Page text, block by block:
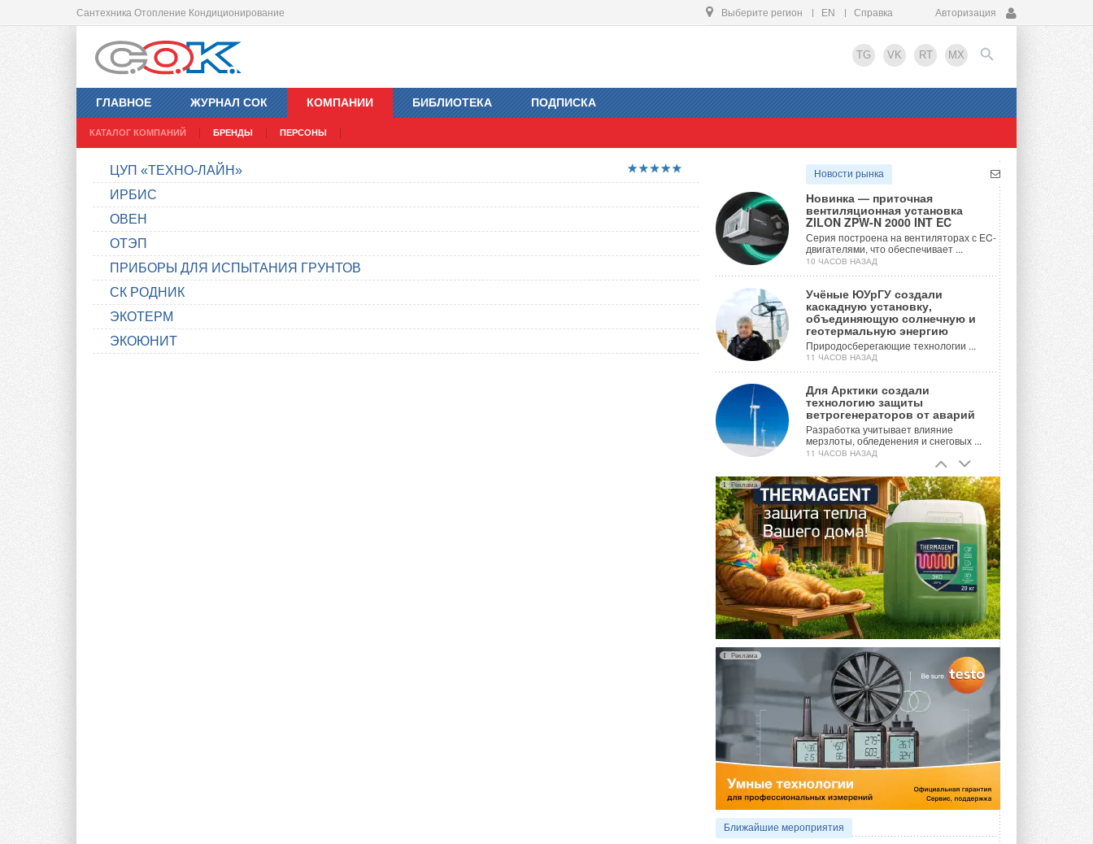
Сантехника Отопление Кондиционирование Выберите регион EN Справка Авторизация
TG VK RT MX
ГЛАВНОЕ ЖУРНАЛ СОК КОМПАНИИ
КАТАЛОГ КОМПАНИЙ БРЕНДЫ ПЕРСОНЫ
БИБЛИОТЕКА ПОДПИСКА
EN
ЦУП «ТЕХНО-ЛАЙН»
ИРБИС
ОВЕН
ОТЭП
ПРИБОРЫ ДЛЯ ИСПЫТАНИЯ ГРУНТОВ
СК РОДНИК
ЭКОТЕРМ
ЭКОЮНИТ
Новости рынка
Новинка — приточная
вентиляционная установка
ZILON ZPW-N 2000 INT EC
Серия построена на вентиляторах с EC-
двигателями, что обеспечивает ...
10 ЧАСОВ НАЗАД
Учёные ЮУрГУ создали
каскадную установку,
объединяющую солнечную и
геотермальную энергию
Природосберегающие технологии ...
11 ЧАСОВ НАЗАД
Для Арктики создали
технологию защиты
ветрогенераторов от аварий
Разработка учитывает влияние
мерзлоты, обледенения и снеговых ...
11 ЧАСОВ НАЗАД
Гибридный тепловой насос PV/T
с одним общим испарителем
Исследователи предложили
конструкцию двухисточникового ...
ВЧЕРА
21-й ежегодный форум
«ЦОД-2026»
Мероприятие пройдет 2-3 сентября в
отеле Radisson Slavyanskaya. Форум
посетит более двух тысяч участников ...
ВЧЕРА
Китайская Shenling представила
линейку тепловых насосов
«воздух-вода» на R290
Серия ThermaX R290 All-In-One
включает три модели ...
4 АВГУСТА 2026
Тепловые насосы в связке с
солнечной генерацией и
накопителем снижают
потребление на 60%
Исследователи из Италии установили ...
4 АВГУСТА 2026
Реклама
Реклама
Ближайшие мероприятия